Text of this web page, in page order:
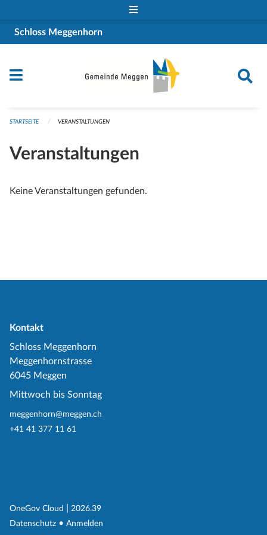
Schloss Meggenhorn
STARTSEITE VERANSTALTUNGEN
Veranstaltungen
Keine Veranstaltungen gefunden.
Kontakt
Schloss Meggenhorn
Meggenhornstrasse
6045 Meggen
Mittwoch bis Sonntag
meggenhorn@meggen.ch
+41 41 377 11 61
OneGov Cloud (External Link)
2026.39
Datenschutz (External Link)
Anmelden